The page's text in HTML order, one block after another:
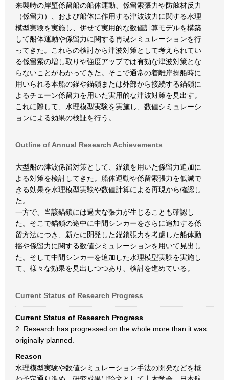
来襲時の岸壁係留船の船体運動、係留索張力や防舷材反力
（係留力）、および船体に作用する津波波力に関する水理
模型実験を実施し、併せて実用的な数値計算モデルを構築
して船体運動や係留力に関する再現シミュレーションを行
ってきた。これらの検討から津波対策として考えられてい
る係留索の増し取りや強度アップでは有効な津波対策とな
らないことがわかってきた。そこで通常の着離岸操船時に
用いられる本船の錨や錨鎖または外部から接続する錨鎖に
よるチェーン係留力を用いた実用的な津波対策を見出す。
これに際して、水理模型実験を実施し、数値シミュレーシ
ョンによる効果の検証を行う。
Outline of Annual Research Achievements
大型船の津波係留対策として、錨鎖を用いた係留力追加に
よる対策を検討してきた。船体運動や係留索張力を低減で
きる効果を水理模型実験や数値計算による再現から確認し
た。
一方で、当該錨鎖には過大な張力が生じることも確認し
た。そこで錨鎖の途中に中間シンカーをさらに追加する係
留方法につき、新たに開発した錨鎖張力を考慮した船体動
揺や係留力に関する数値シミュレーションを用いて見出し
た。そして中間シンカーを追加した水理模型実験を実施し
て、様々な効果を見出しつつあり、検討を進めている。
Current Status of Research Progress
Current Status of Research Progress
2: Research has progressed on the whole more than it was
originally planned.
Reason
水理模型実験や数値シミュレーション手法の開発などを概